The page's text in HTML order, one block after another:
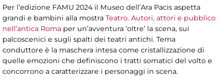
Per l’edizione FAMU 2024 il Museo dell’Ara Pacis aspetta
grandi e bambini alla mostra Teatro. Autori, attori e pubblico
nell’antica Roma per un’avventura ‘oltre’ la scena, sui
palcoscenici e sugli spalti dei teatri antichi. Tema
conduttore è la maschera intesa come cristallizzazione di
quelle emozioni che definiscono i tratti somatici del volto e
concorrono a caratterizzare i personaggi in scena.